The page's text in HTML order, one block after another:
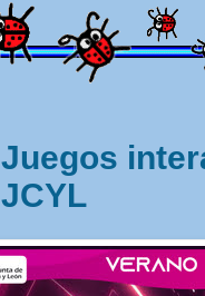
Juegos
JCYL